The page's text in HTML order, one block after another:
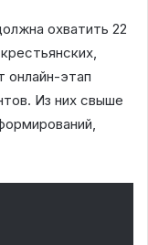
охватить 22
онлайн-этап
Из них свыше